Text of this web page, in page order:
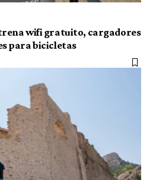
wifi gratuito, cargadores
para bicicletas